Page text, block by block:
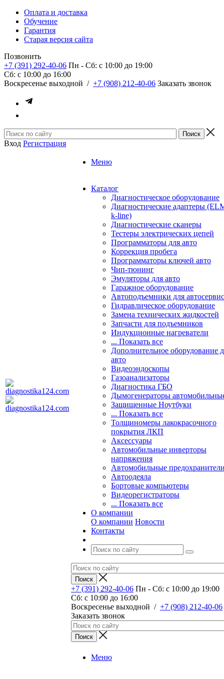
Оплата и доставка
Обучение
Гарантия
Старая версия сайта
Позвонить
+7 (391) 292-40-06 Пн - Сб: c 10:00 до 19:00
Сб: c 10:00 до 16:00
​Воскресенье выходной / +7 (908) 212-40-06 Заказать звонок
Вход Регистрация
Меню
Каталог
Диагностическое оборудование
Диагностические адаптеры
k-line)
Диагностические сканеры
Тестеры электрических цепей
Программаторы для авто
Коррекция пробега
Программаторы ключей авто
Чип-тюнинг
Эмуляторы для авто
Гаражное оборудование
Автоподъемники для
Гидравлическое оборудование
Замена технических жидкостей
Запчасти для подъемников
Индукционные нагреватели
... Показать все
Дополнительное оборудование
авто
Видеоэндоскопы
Газоанализаторы
Диагностика ГБО
Дымогенераторы
Защищенные Ноутбуки
... Показать все
Толщиномеры лакокрасочного
покрытия ЛКП
Аксессуары
Автомобильные инверторы
напряжения
Автомобильные
Автоодеяла
Бортовые компьютеры
Видеорегистраторы
... Показать все
О компании
О компании Новости
Контакты
+7 (391) 292-40-06 Пн - Сб: c 10:00 до 19:00
Сб: c 10:00 до 16:00
​Воскресенье выходной / +7 (908) 212-40-06
Заказать звонок
Меню